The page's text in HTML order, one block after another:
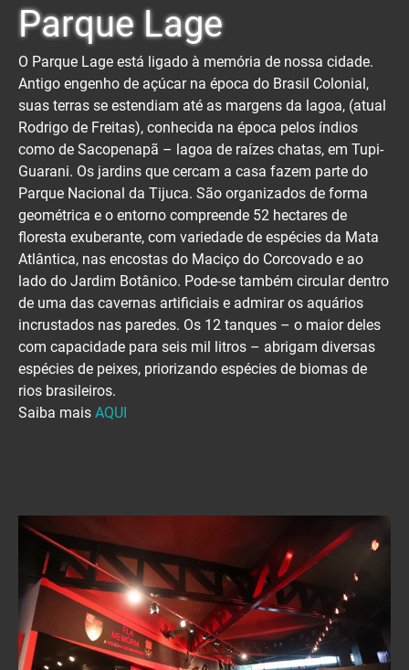
Parque Lage
O Parque Lage está ligado à memória de nossa cidade.
Antigo engenho de açúcar na época do Brasil Colonial,
suas terras se estendiam até as margens da lagoa, (atual
Rodrigo de Freitas), conhecida na época pelos índios
como de Sacopenapã – lagoa de raízes chatas, em Tupi-
Guarani. Os jardins que cercam a casa fazem parte do
Parque Nacional da Tijuca. São organizados de forma
geométrica e o entorno compreende 52 hectares de
floresta exuberante, com variedade de espécies da Mata
Atlântica, nas encostas do Maciço do Corcovado e ao
lado do Jardim Botânico. Pode-se também circular dentro
de uma das cavernas artificiais e admirar os aquários
incrustados nas paredes. Os 12 tanques – o maior deles
com capacidade para seis mil litros – abrigam diversas
espécies de peixes, priorizando espécies de biomas de
rios brasileiros.
Saiba mais AQUI